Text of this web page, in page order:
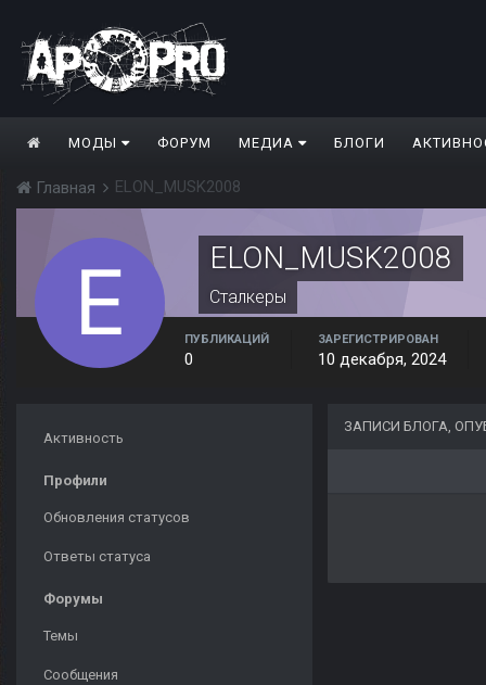
МОДЫ ФОРУМ МЕДИА БЛОГИ
Главная ELON_MUSK2008
ELON_MUSK2008
Сталкеры
ПУБЛИКАЦИЙ
0
ЗАРЕГИСТРИРОВАН
10 декабря, 2024
Активность
Профили
Обновления статусов
Ответы статуса
Форумы
Темы
Сообщения
ЗАПИСИ БЛОГА,